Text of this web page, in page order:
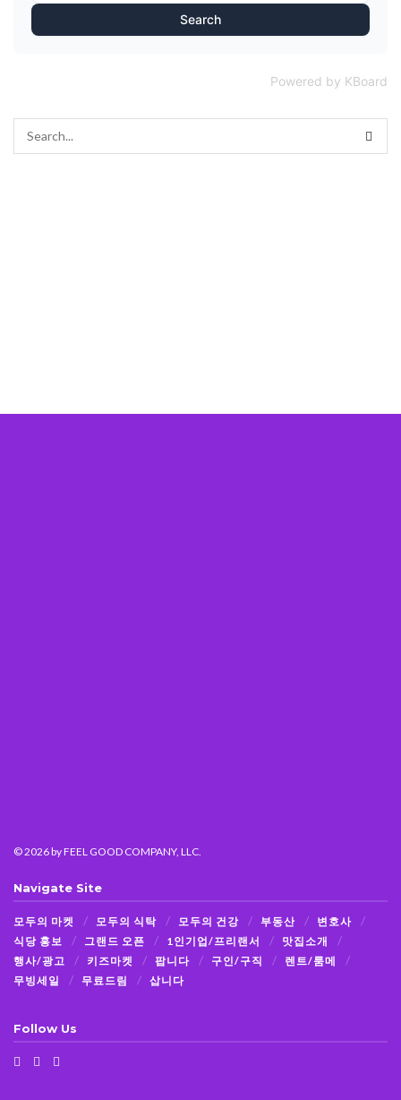
Search
Powered by KBoard
© 2026by FEEL GOOD COMPANY, LLC.
Navigate Site
모두의 마켓 모두의 식탁 모두의 건강 부동산
변호사
식당 홍보
그랜드 오픈 1인기업/프리랜서
맛집소개
행사/광고
키즈마켓 팝니다 구인/구직
렌트/룸메
무빙세일
무료드림 삽니다
Follow Us